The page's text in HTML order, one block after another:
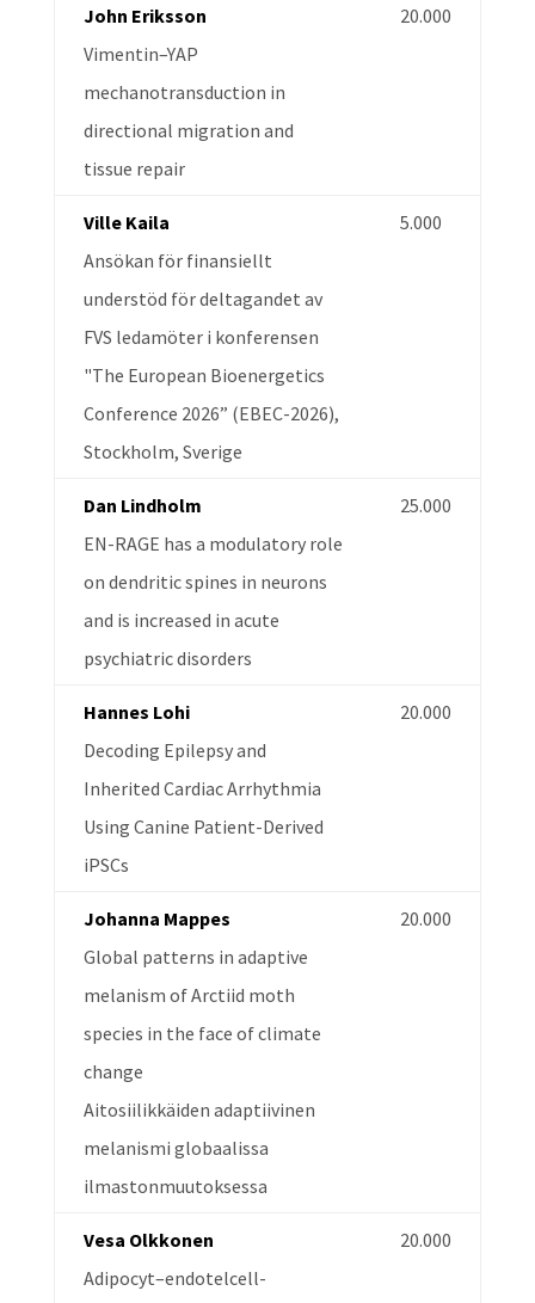
John Eriksson
Vimentin–YAP
mechanotransduction in
directional migration and
tissue repair
20.000
Ville Kaila
Ansökan för finansiellt
understöd för deltagandet av
FVS ledamöter i konferensen
"The European Bioenergetics
Conference 2026” (EBEC-2026),
Stockholm, Sverige
5.000
Dan Lindholm
EN-RAGE has a modulatory role
on dendritic spines in neurons
and is increased in acute
psychiatric disorders
25.000
Hannes Lohi
Decoding Epilepsy and
Inherited Cardiac Arrhythmia
Using Canine Patient-Derived
iPSCs
20.000
Johanna Mappes
Global patterns in adaptive
melanism of Arctiid moth
species in the face of climate
change
Aitosiilikkäiden adaptiivinen
melanismi globaalissa
ilmastonmuutoksessa
20.000
Vesa Olkkonen
Adipocyt–endotelcell-
20.000